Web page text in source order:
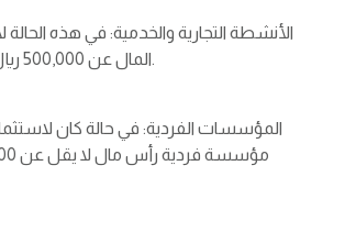
الأنشطة التجارية والخدمية: في هذه
المال عن 500,000 ريال سعودي.
المؤسسات الفردية: في حالة كان